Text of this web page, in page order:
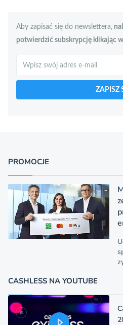
Aby zapisać się do newslettera,
potwierdzić subskrypcję klikając
ZAPISZ
PROMOCJE
CASHLESS NA YOUTUBE